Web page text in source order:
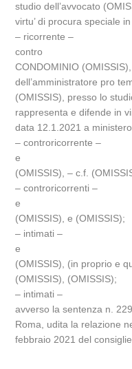
studio dell’avvocato
virtu’ di procura speciale
– ricorrente –
contro
CONDOMINIO
dell’amministratore pro
(OMISSIS), presso lo
rappresenta e difende in
data 12.1.2021 a
– controricorrente –
e
(OMISSIS), – c.f.
– controricorrenti –
e
(OMISSIS), e (OMISSIS);
– intimati –
e
(OMISSIS), (in proprio e
(OMISSIS), (OMISSIS);
– intimati –
avverso la sentenza n.
Roma, udita la relazione
febbraio 2021 del